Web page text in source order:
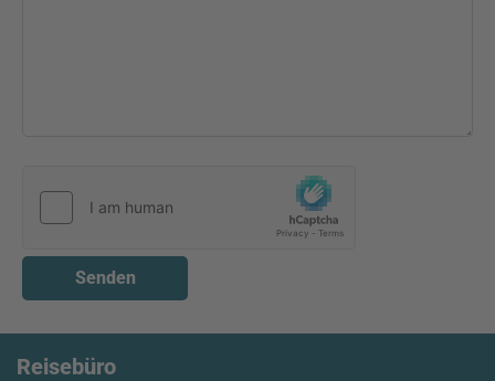
Senden
Reisebüro